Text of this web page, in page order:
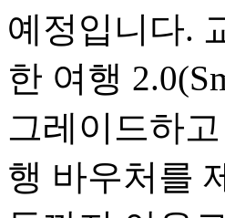
예정입니다.
한 여행
그레이드하
행 바우처를